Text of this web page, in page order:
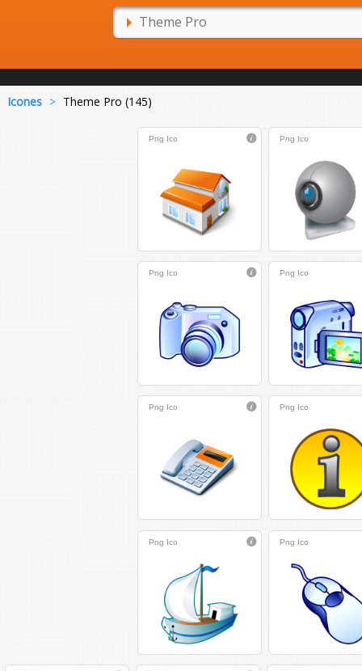
Icones > Theme Pro (145)
Png Ico Png Ico
Png Ico Png Ico
Png Ico Png Ico
Png Ico Png Ico